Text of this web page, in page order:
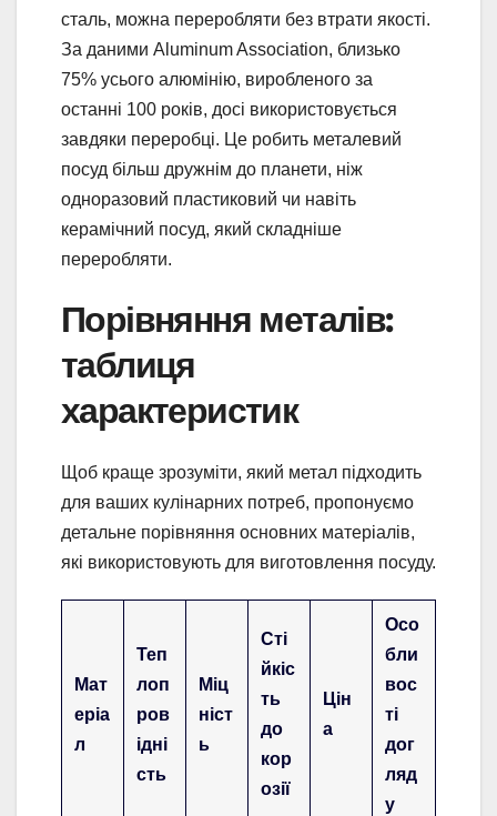
сталь, можна переробляти без втрати якості.
За даними Aluminum Association, близько
75% усього алюмінію, виробленого за
останні 100 років, досі використовується
завдяки переробці. Це робить металевий
посуд більш дружнім до планети, ніж
одноразовий пластиковий чи навіть
керамічний посуд, який складніше
переробляти.
Порівняння металів:
таблиця
характеристик
Щоб краще зрозуміти, який метал підходить
для ваших кулінарних потреб, пропонуємо
детальне порівняння основних матеріалів,
які використовують для виготовлення посуду.
Мат
еріа
л
Теп
лоп
ров
ідні
сть
Міц
ніст
ь
Сті
йкіс
ть
до
кор
озії
Цін
а
Осо
бли
вос
ті
дог
ляд
у